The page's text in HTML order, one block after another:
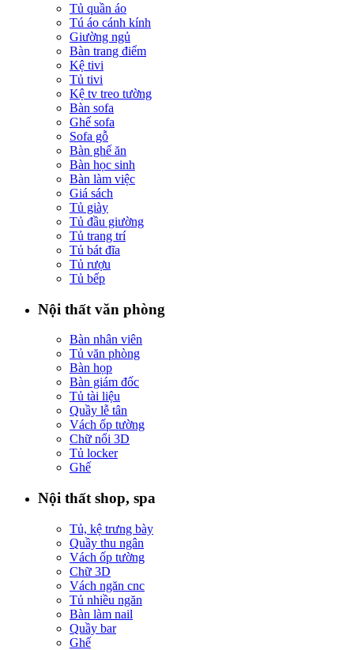
Tủ quần áo
Tú áo cánh kính
Giường ngủ
Bàn trang điểm
Kệ tivi
Tủ tivi
Kệ tv treo tường
Bàn sofa
Ghế sofa
Sofa gỗ
Bàn ghế ăn
Bàn học sinh
Bàn làm việc
Giá sách
Tủ giày
Tủ đầu giường
Tủ trang trí
Tủ bát đĩa
Tủ rượu
Tủ bếp
Nội thất văn phòng
Bàn nhân viên
Tủ văn phòng
Bàn họp
Bàn giám đốc
Tủ tài liệu
Quầy lễ tân
Vách ốp tường
Chữ nổi 3D
Tủ locker
Ghế
Nội thất shop, spa
Tủ, kệ trưng bày
Quầy thu ngân
Vách ốp tường
Chữ 3D
Vách ngăn cnc
Tủ nhiều ngăn
Bàn làm nail
Quầy bar
Ghế